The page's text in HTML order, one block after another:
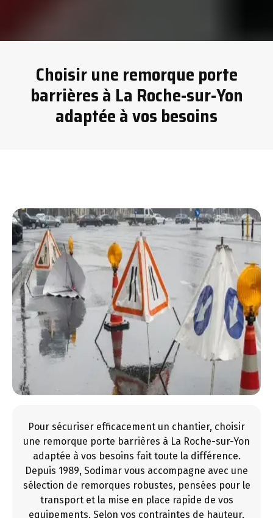
Choisir une remorque porte
barrières à La Roche-sur-Yon
adaptée à vos besoins
Pour sécuriser efficacement un chantier, choisir
une remorque porte barrières à La Roche-sur-Yon
adaptée à vos besoins fait toute la différence.
Depuis 1989, Sodimar vous accompagne avec une
sélection de remorques robustes, pensées pour le
transport et la mise en place rapide de vos
equipements. Selon vos contraintes de hauteur,